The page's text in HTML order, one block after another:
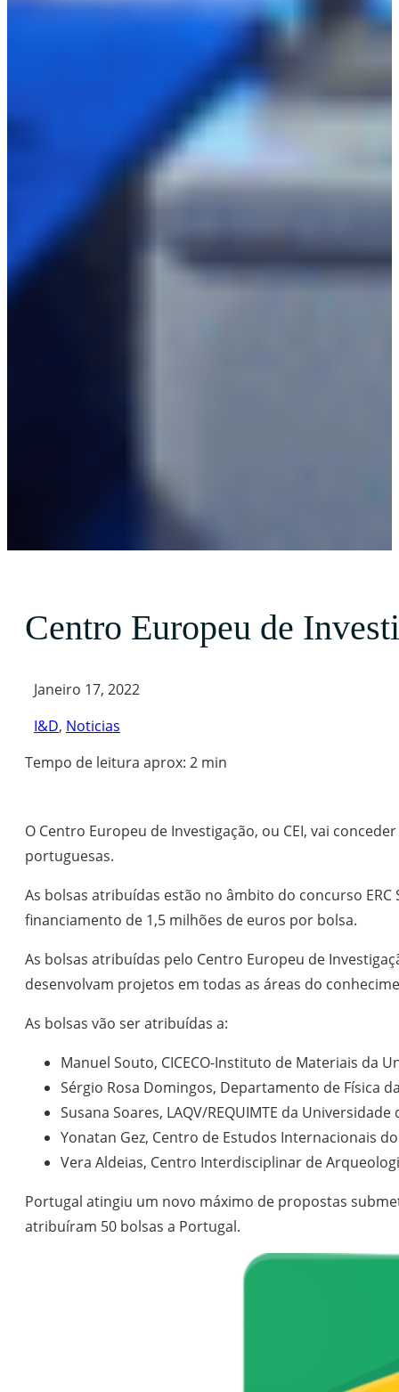
Centro Europeu de
Janeiro 17, 2022
I&D, Noticias
Tempo de leitura aprox: 2 min
O Centro Europeu de Investigação, ou CEI, vai
portuguesas.
As bolsas atribuídas estão no âmbito do concurso
financiamento de 1,5 milhões de euros por bolsa.
As bolsas atribuídas pelo Centro Europeu de
desenvolvam projetos em todas as áreas do
As bolsas vão ser atribuídas a:
Manuel Souto, CICECO-Instituto de Materiais da
Sérgio Rosa Domingos, Departamento de Física
Susana Soares, LAQV/REQUIMTE da
Yonatan Gez, Centro de Estudos Internacionais
Vera Aldeias, Centro Interdisciplinar de
Portugal atingiu um novo máximo de propostas
atribuíram 50 bolsas a Portugal.